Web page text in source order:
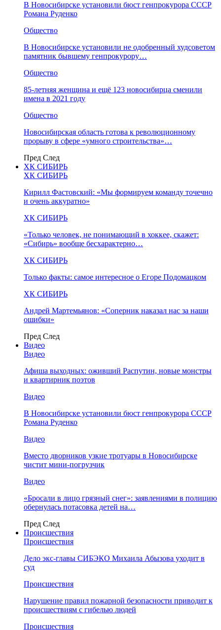
В Новосибирске установили бюст генпрокурора СССР
Романа Руденко
Общество
В Новосибирске установили не одобренный худсоветом
памятник бывшему генпрокурору…
Общество
85-летняя женщина и ещё 123 новосибирца сменили
имена в 2021 году
Общество
Новосибирская область готова к революционному
прорыву в сфере «умного строительства»…
Пред След
ХК СИБИРЬ
ХК СИБИРЬ
Кирилл Фастовский: «Мы формируем команду точечно
и очень аккуратно»
ХК СИБИРЬ
«Только человек, не понимающий в хоккее, скажет:
«Сибирь» вообще бесхарактерно…
ХК СИБИРЬ
Только факты: самое интересное о Егоре Подомацком
ХК СИБИРЬ
Андрей Мартемьянов: «Соперник наказал нас за наши
ошибки»
Пред След
Видео
Видео
Афиша выходных: оживший Распутин, новые монстры
и квартирник поэтов
Видео
В Новосибирске установили бюст генпрокурора СССР
Романа Руденко
Видео
Вместо дворников узкие тротуары в Новосибирске
чистит мини-погрузчик
Видео
«Бросали в лицо грязный снег»: заявлениями в полицию
обернулась потасовка детей на…
Пред След
Происшествия
Происшествия
Дело экс-главы СИБЭКО Михаила Абызова уходит в
суд
Происшествия
Нарушение правил пожарной безопасности приводит к
происшествиям с гибелью людей
Происшествия